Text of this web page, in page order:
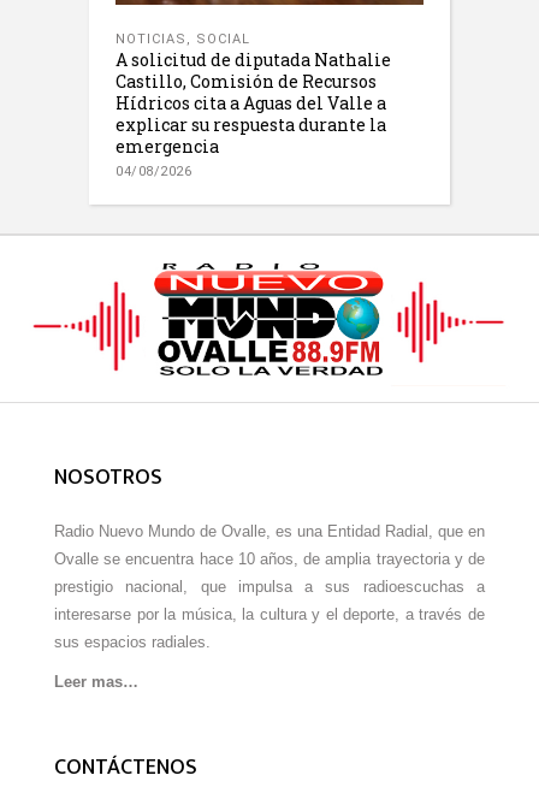
NOTICIAS , SOCIAL
A solicitud de diputada Nathalie
Castillo, Comisión de Recursos
Hídricos cita a Aguas del Valle a
explicar su respuesta durante la
emergencia
04/08/2026
NOSOTROS
Radio Nuevo Mundo de Ovalle, es una Entidad Radial, que en
Ovalle se encuentra hace 10 años, de amplia trayectoria y de
prestigio nacional, que impulsa a sus radioescuchas a
interesarse por la música, la cultura y el deporte, a través de
sus espacios radiales.
Leer mas…
CONTÁCTENOS